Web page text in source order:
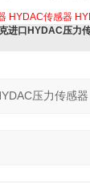
HYDAC传感器
进口HYDAC压力